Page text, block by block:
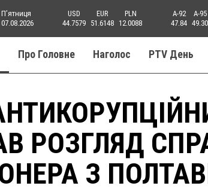
Пʼятниця
07.08.2026
USD
44.7579
EUR
51.6148
PLN
12.0088
A-92
47.84
A-95
49.30
Про Головне Наголос PTV День
РОЗГЛЯД
З